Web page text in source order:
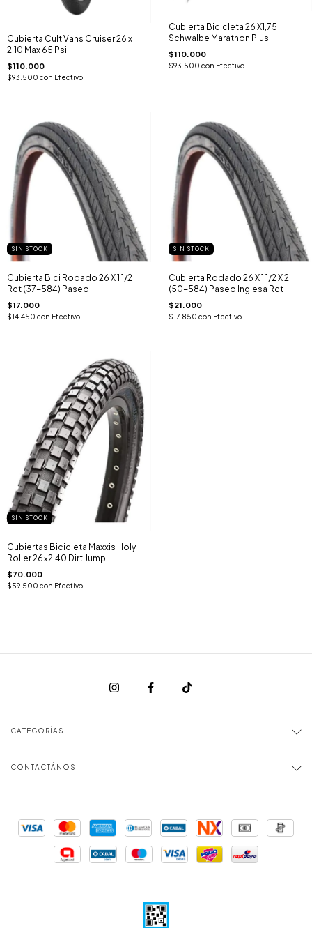
Cubierta Cult Vans Cruiser 26 x
2.10 Max 65 Psi
$110.000
$93.500 con Efectivo
Cubierta Bicicleta 26 X1,75
Schwalbe Marathon Plus
$110.000
$93.500 con Efectivo
SIN STOCK
Cubierta Bici Rodado 26 X 1 1/2
Rct (37-584) Paseo
$17.000
$14.450 con Efectivo
SIN STOCK
Cubierta Rodado 26 X 1 1/2 X 2
(50-584) Paseo Inglesa Rct
$21.000
$17.850 con Efectivo
SIN STOCK
Cubiertas Bicicleta Maxxis Holy
Roller 26x2.40 Dirt Jump
$70.000
$59.500 con Efectivo
CATEGORÍAS
CONTACTÁNOS